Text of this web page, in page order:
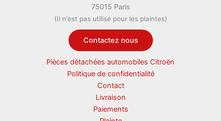
75015 Paris
(Il n'est pas utilisé pour les plaintes)
Contactez nous
Pièces détachées automobiles Citroën
Politique de confidentialité
Contact
Livraison
Paiements